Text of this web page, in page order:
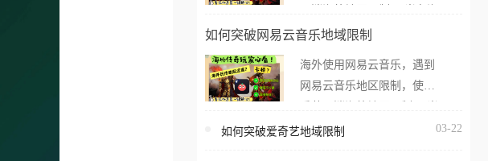
外打开腾讯视频，却突然弹
地区无法播放”的提示语。
海外用户如香港、澳门、台
亚、欧洲等国家和地区时，
如何突破网易云音乐地域限制
海外使用网易云音乐，遇到
网易云音乐地区限制，使用
在海外打开网易云音乐，却
如何突破爱奇艺地域限制 03-22